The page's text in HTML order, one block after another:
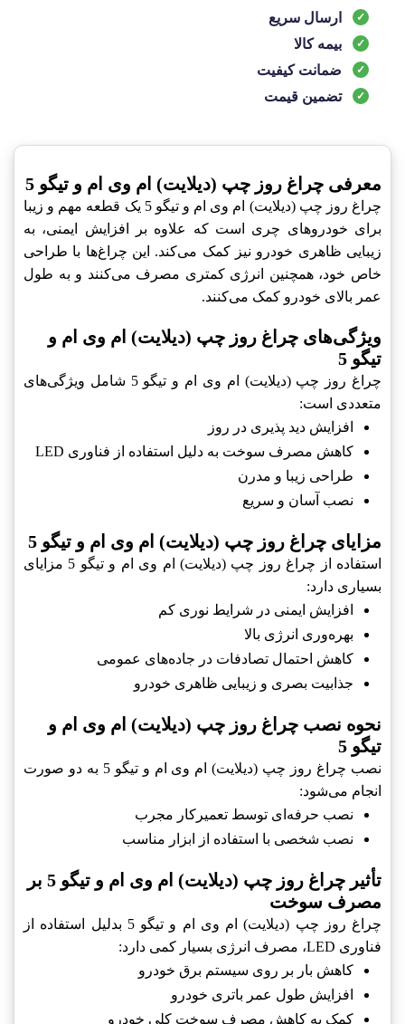
ارسال سریع
بیمه کالا
ضمانت کیفیت
تضمین قیمت
معرفی چراغ روز چپ (دیلایت) ام وی ام و تیگو 5
چراغ روز چپ (دیلایت) ام وی ام و تیگو 5 یک قطعه مهم و زیبا
برای خودروهای چری است که علاوه بر افزایش ایمنی، به
زیبایی ظاهری خودرو نیز کمک می‌کند. این چراغ‌ها با طراحی
خاص خود، همچنین انرژی کمتری مصرف می‌کنند و به طول
عمر بالای خودرو کمک می‌کنند.
ویژگی‌های چراغ روز چپ (دیلایت) ام وی ام و
تیگو 5
چراغ روز چپ (دیلایت) ام وی ام و تیگو 5 شامل ویژگی‌های
متعددی است:
افزایش دید پذیری در روز
کاهش مصرف سوخت به دلیل استفاده از فناوری LED
طراحی زیبا و مدرن
نصب آسان و سریع
مزایای چراغ روز چپ (دیلایت) ام وی ام و تیگو 5
استفاده از چراغ روز چپ (دیلایت) ام وی ام و تیگو 5 مزایای
بسیاری دارد:
افزایش ایمنی در شرایط نوری کم
بهره‌وری انرژی بالا
کاهش احتمال تصادفات در جاده‌های عمومی
جذابیت بصری و زیبایی ظاهری خودرو
نحوه نصب چراغ روز چپ (دیلایت) ام وی ام و
تیگو 5
نصب چراغ روز چپ (دیلایت) ام وی ام و تیگو 5 به دو صورت
انجام می‌شود:
نصب حرفه‌ای توسط تعمیرکار مجرب
نصب شخصی با استفاده از ابزار مناسب
تأثیر چراغ روز چپ (دیلایت) ام وی ام و تیگو 5 بر
مصرف سوخت
چراغ روز چپ (دیلایت) ام وی ام و تیگو 5 بدلیل استفاده از
فناوری LED، مصرف انرژی بسیار کمی دارد:
کاهش بار بر روی سیستم برق خودرو
افزایش طول عمر باتری خودرو
کمک به کاهش مصرف سوخت کلی خودرو